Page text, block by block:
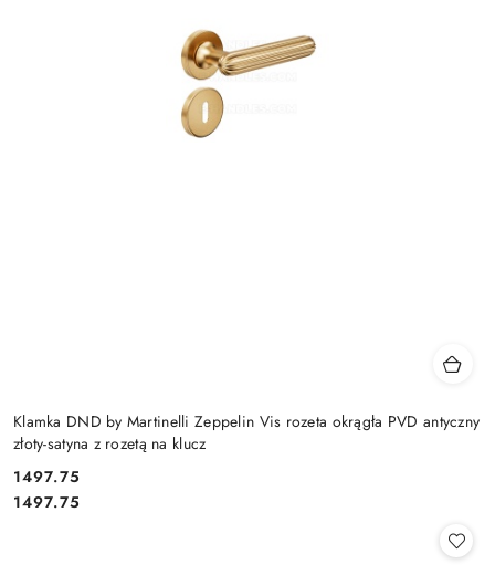
Klamka DND by Martinelli Zeppelin Vis rozeta okrągła PVD antyczny
złoty-satyna z rozetą na klucz
Cena:
1497.75
Cena:
1497.75